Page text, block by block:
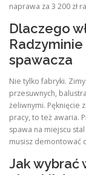
naprawa za 3 200 zł
Dlaczego
spawacza
Nie tylko fabryki.
przesuwnych,
żeliwnymi. Pęknięcie
pracy, to też awaria.
spawa na miejscu
musisz demontować
Jak wybrać